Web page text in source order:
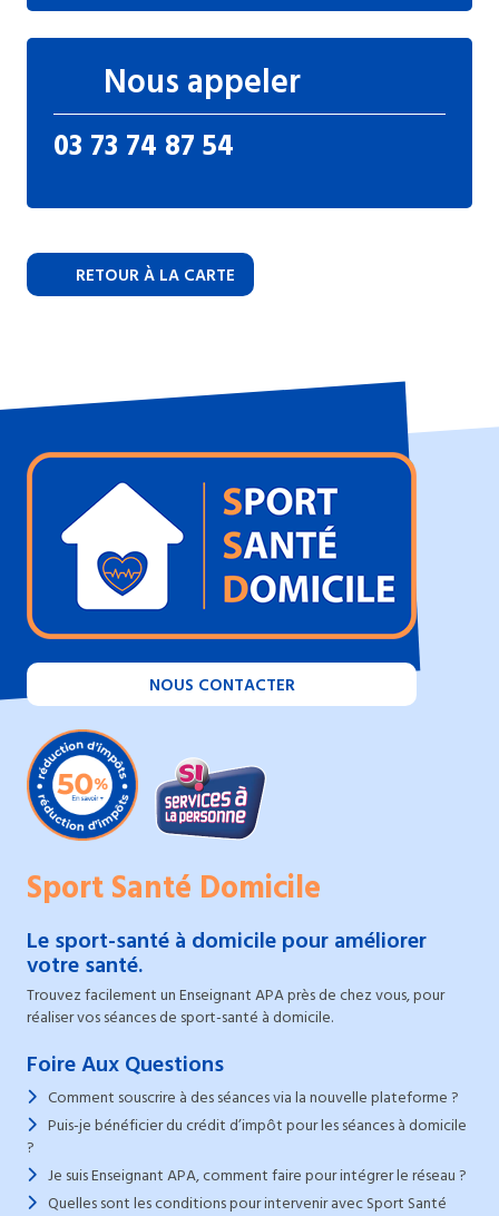
Nous appeler
03 73 74 87 54
RETOUR À LA CARTE
NOUS CONTACTER
Sport Santé Domicile
Le sport-santé à domicile pour améliorer
votre santé.
Trouvez facilement un Enseignant APA près de chez vous, pour
réaliser vos séances de sport-santé à domicile.
Foire Aux Questions
Comment souscrire à des séances via la nouvelle plateforme ?
Puis-je bénéficier du crédit d’impôt pour les séances à domicile
?
Je suis Enseignant APA, comment faire pour intégrer le réseau ?
Quelles sont les conditions pour intervenir avec Sport Santé